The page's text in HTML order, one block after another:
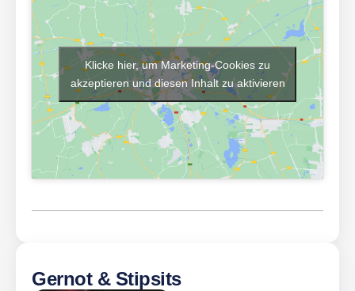
Klicke hier, um Marketing-Cookies zu
akzeptieren und diesen Inhalt zu aktivieren
Gernot & Stipsits